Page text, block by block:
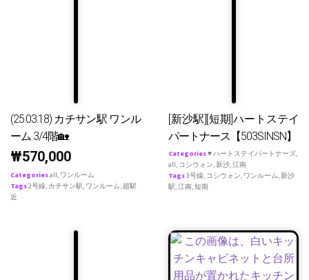
(25.03.18) カチサン駅 ワンル
ーム 3/4階🏡
₩570,000
Categoriesall, ワンルーム
Tags2号線, カチサン駅, ワンルーム, 超駅
近
[新沙駅][短期]ハートステイ
パートナース【503SINSN】
Categories♥ ハートステイパートナーズ,
all, コシウォン,新沙,江南
Tags3号線, コシウォン, ワンルーム,新沙
駅,江南,短期